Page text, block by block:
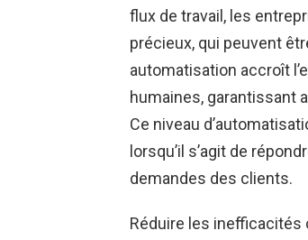
flux de travail, les
précieux, qui peuvent
automatisation accroît
humaines, garantissant
Ce niveau
lorsqu’il s’agit de
demandes des clients.
Réduire les inefficacités